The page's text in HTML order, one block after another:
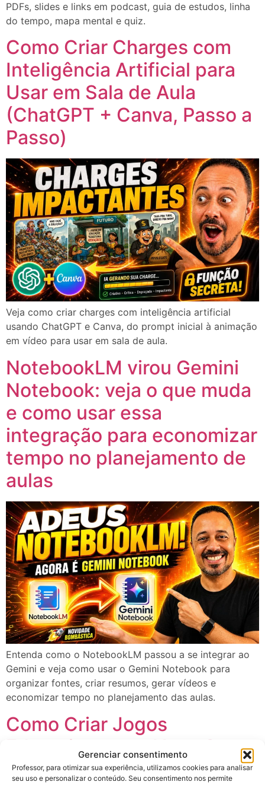
Gerenciar consentimento
Professor, para otimizar sua experiência, utilizamos cookies para analisar
seu uso e personalizar o conteúdo. Seu consentimento nos permite
PDFs, slides e links em podcast, guia de estudos, linha
do tempo, mapa mental e quiz.
Como Criar Charges com
Inteligência Artificial para
Usar em Sala de Aula
(ChatGPT + Canva, Passo a
Passo)
Veja como criar charges com inteligência artificial
usando ChatGPT e Canva, do prompt inicial à animação
em vídeo para usar em sala de aula.
NotebookLM virou Gemini
Notebook: veja o que muda
e como usar essa
integração para economizar
tempo no planejamento de
aulas
Entenda como o NotebookLM passou a se integrar ao
Gemini e veja como usar o Gemini Notebook para
organizar fontes, criar resumos, gerar vídeos e
economizar tempo no planejamento das aulas.
Como Criar Jogos
Educativos com IA no Canva
(Canva Code): Guia Passo a